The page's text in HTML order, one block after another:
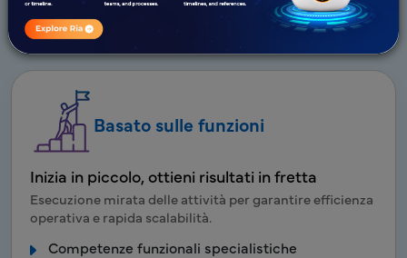
Basato sulle funzioni
Inizia in piccolo, ottieni risultati in fretta
Esecuzione mirata delle attività per garantire efficienza
operativa e rapida scalabilità.
Competenze funzionali specialistiche